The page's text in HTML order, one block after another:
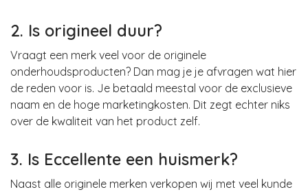
2. Is origineel duur?
Vraagt een merk veel voor de originele
onderhoudsproducten? Dan mag je je afvragen wat hier
de reden voor is. Je betaald meestal voor de exclusieve
naam en de hoge marketingkosten. Dit zegt echter niks
over de kwaliteit van het product zelf.
3. Is Eccellente een huismerk?
Naast alle originele merken verkopen wij met veel kunde